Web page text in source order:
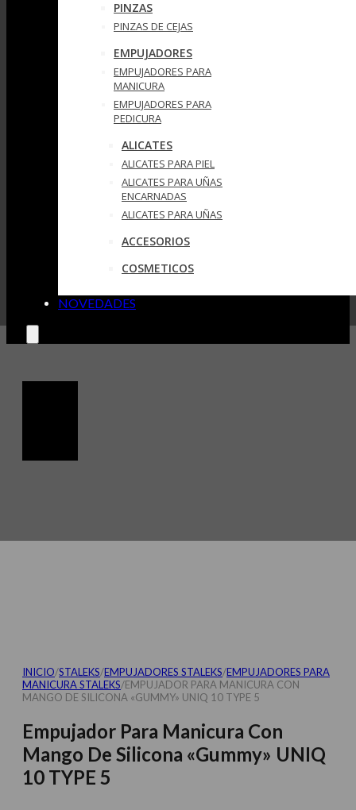
PINZAS
PINZAS DE CEJAS
EMPUJADORES
EMPUJADORES PARA
MANICURA
EMPUJADORES PARA
PEDICURA
ALICATES
ALICATES PARA PIEL
ALICATES PARA UÑAS
ENCARNADAS
ALICATES PARA UÑAS
ACCESORIOS
COSMETICOS
NOVEDADES
INICIO/STALEKS/EMPUJADORES STALEKS/EMPUJADORES PARA
MANICURA STALEKS/EMPUJADOR PARA MANICURA CON
MANGO DE SILICONA «GUMMY» UNIQ 10 TYPE 5
Empujador Para Manicura Con
Mango De Silicona «Gummy» UNIQ
10 TYPE 5